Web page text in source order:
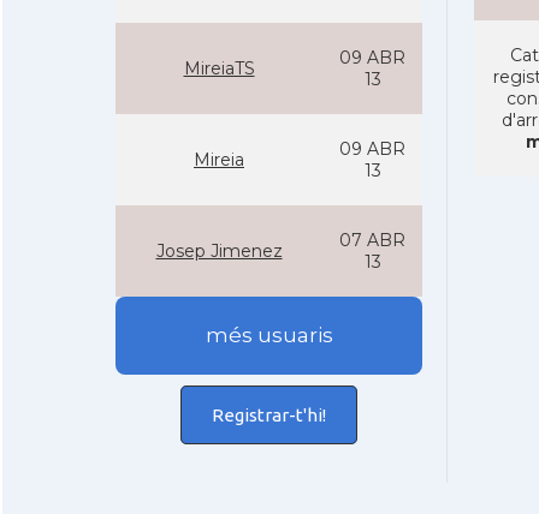
MireiaTS
09 ABR
13
Mireia
09 ABR
13
Josep Jimenez
07 ABR
13
més usuaris
Registrar-t'hi!